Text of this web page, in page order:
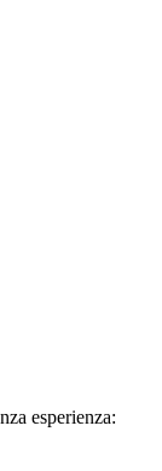
esperienza: